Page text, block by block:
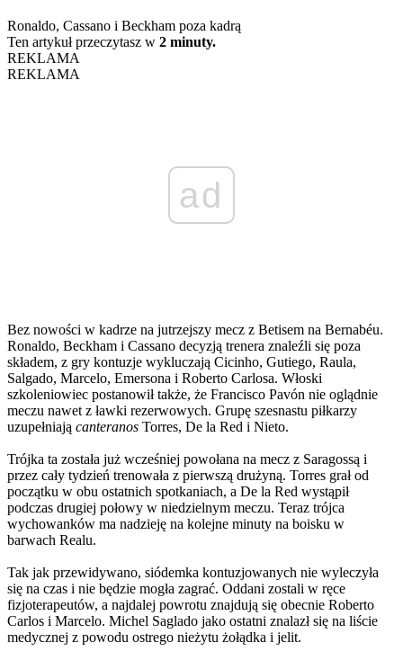
Ronaldo, Cassano i Beckham poza kadrą
Ten artykuł przeczytasz w 2 minuty.
REKLAMA
REKLAMA
ad
Bez nowości w kadrze na jutrzejszy mecz z Betisem na Bernabéu.
Ronaldo, Beckham i Cassano decyzją trenera znaleźli się poza
składem, z gry kontuzje wykluczają Cicinho, Gutiego, Raula,
Salgado, Marcelo, Emersona i Roberto Carlosa. Włoski
szkoleniowiec postanowił także, że Francisco Pavón nie oglądnie
meczu nawet z ławki rezerwowych. Grupę szesnastu piłkarzy
uzupełniają canteranos Torres, De la Red i Nieto.
Trójka ta została już wcześniej powołana na mecz z Saragossą i
przez cały tydzień trenowała z pierwszą drużyną. Torres grał od
początku w obu ostatnich spotkaniach, a De la Red wystąpił
podczas drugiej połowy w niedzielnym meczu. Teraz trójca
wychowanków ma nadzieję na kolejne minuty na boisku w
barwach Realu.
Tak jak przewidywano, siódemka kontuzjowanych nie wyleczyła
się na czas i nie będzie mogła zagrać. Oddani zostali w ręce
fizjoterapeutów, a najdalej powrotu znajdują się obecnie Roberto
Carlos i Marcelo. Michel Saglado jako ostatni znalazł się na liście
medycznej z powodu ostrego nieżytu żołądka i jelit.